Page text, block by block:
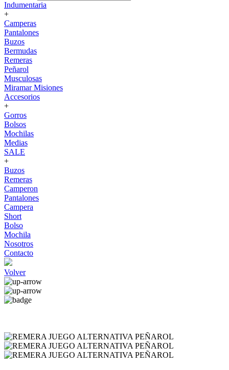
Indumentaria
+
Camperas
Pantalones
Buzos
Bermudas
Remeras
Peñarol
Musculosas
Miramar Misiones
Accesorios
+
Gorros
Bolsos
Mochilas
Medias
SALE
+
Buzos
Remeras
Camperon
Pantalones
Campera
Short
Bolso
Mochila
Nosotros
Contacto
Volver